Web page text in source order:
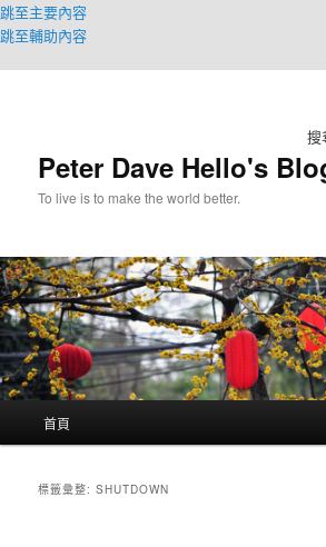
跳至主要內容
跳至輔助內容
Peter Dave Hello's
To live is to make the world better.
搜
首頁
標籤彙整:SHUTDOWN